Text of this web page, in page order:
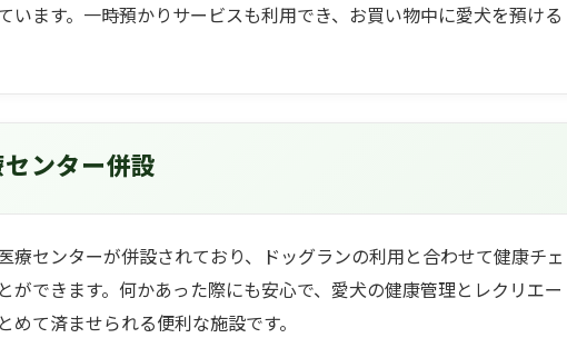
います。一時預かりサービスも利用でき、お買い物中に愛犬を預ける
ンター併設
療センターが併設されており、ドッグランの利用と合わせて健康チェ
ができます。何かあった際にも安心で、愛犬の健康管理とレクリエー
めて済ませられる便利な施設です。